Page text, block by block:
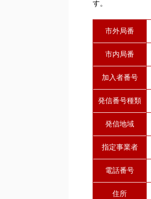
す。
市外局番
市内局番
加入者番号
発信番号種類
発信地域
指定事業者
電話番号
住所